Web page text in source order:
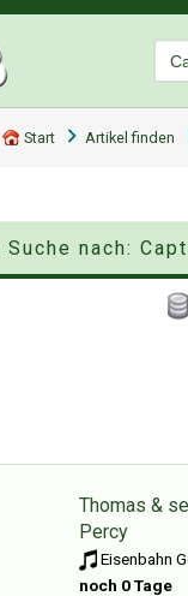
Start Artikel finden
nach:
Thomas &
Percy
Eisenbahn
noch 0 Tage